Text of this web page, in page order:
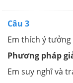
Câu 3
Em thích ý tưởng
Phương pháp
Em suy nghĩ và